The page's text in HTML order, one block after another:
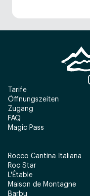
Tarife
Öffnungszeiten
Zugang
FAQ
Magic Pass
Rocco Cantina Italiana
Roc Star
L'Étable
Maison de Montagne
Barbu